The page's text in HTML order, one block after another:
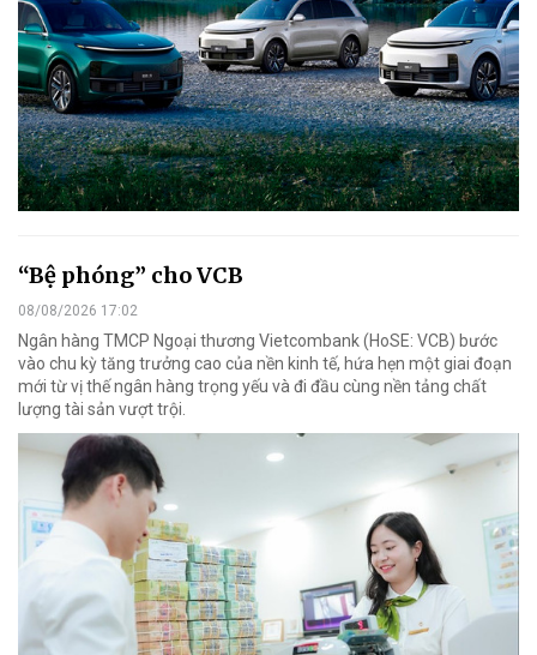
“Bệ phóng” cho VCB
08/08/2026 17:02
Ngân hàng TMCP Ngoại thương Vietcombank (HoSE: VCB) bước
vào chu kỳ tăng trưởng cao của nền kinh tế, hứa hẹn một giai đoạn
mới từ vị thế ngân hàng trọng yếu và đi đầu cùng nền tảng chất
lượng tài sản vượt trội.